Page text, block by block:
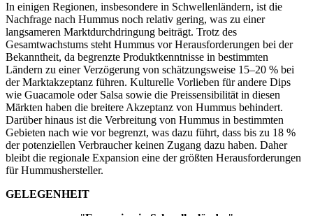
In einigen Regionen, insbesondere in Schwellenländern, ist die
Nachfrage nach Hummus noch relativ gering, was zu einer
langsameren Marktdurchdringung beiträgt. Trotz des
Gesamtwachstums steht Hummus vor Herausforderungen bei der
Bekanntheit, da begrenzte Produktkenntnisse in bestimmten
Ländern zu einer Verzögerung von schätzungsweise 15–20 % bei
der Marktakzeptanz führen. Kulturelle Vorlieben für andere Dips
wie Guacamole oder Salsa sowie die Preissensibilität in diesen
Märkten haben die breitere Akzeptanz von Hummus behindert.
Darüber hinaus ist die Verbreitung von Hummus in bestimmten
Gebieten nach wie vor begrenzt, was dazu führt, dass bis zu 18 %
der potenziellen Verbraucher keinen Zugang dazu haben. Daher
bleibt die regionale Expansion eine der größten Herausforderungen
für Hummushersteller.
GELEGENHEIT